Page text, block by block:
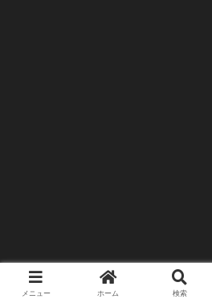
メニュー ホーム 検索